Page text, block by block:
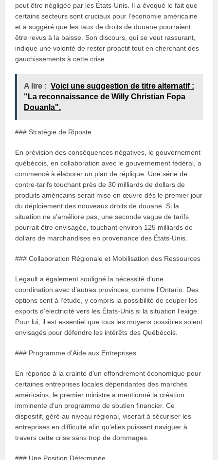
peut être négligée par les États-Unis. Il a évoqué le fait que
certains secteurs sont cruciaux pour l’économie américaine
et a suggéré que les taux de droits de douane pourraient
être revus à la baisse. Son discours, qui se veut rassurant,
indique une volonté de rester proactif tout en cherchant des
gauchissements à cette crise.
A lire : Voici une suggestion de titre alternatif :
"La reconnaissance de Willy Christian Fopa
Douanla".
### Stratégie de Riposte
En prévision des conséquences négatives, le gouvernement
québécois, en collaboration avec le gouvernement fédéral, a
commencé à élaborer un plan de réplique. Une série de
contre-tarifs touchant près de 30 milliards de dollars de
produits américains serait mise en œuvre dès le premier jour
du déploiement des nouveaux droits de douane. Si la
situation ne s’améliore pas, une seconde vague de tarifs
pourrait être envisagée, touchant environ 125 milliards de
dollars de marchandises en provenance des États-Unis.
### Collaboration Régionale et Mobilisation des Ressources
Legault a également souligné la nécessité d’une
coordination avec d’autres provinces, comme l’Ontario. Des
options sont à l’étude, y compris la possibilité de couper les
exports d’électricité vers les États-Unis si la situation l’exige.
Pour lui, il est essentiel que tous les moyens possibles soient
envisagés pour défendre les intérêts des Québécois.
### Programme d’Aide aux Entreprises
En réponse à la crainte d’un effondrement économique pour
certaines entreprises locales dépendantes des marchés
américains, le premier ministre a mentionné la création
imminente d’un programme de soutien financier. Ce
dispositif, géré au niveau régional, viserait à sécuriser les
entreprises en difficulté afin qu’elles puissent naviguer à
travers cette crise sans trop de dommages.
### Une Position Déterminée